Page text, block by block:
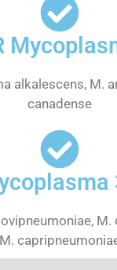
alkalescens, M.
canadense
M.
M.